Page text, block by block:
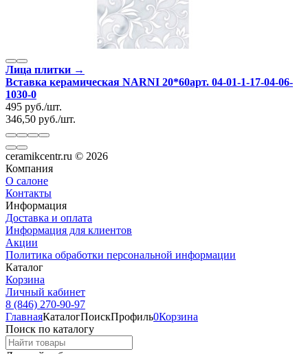
Лица плитки →
Вставка керамическая NARNI 20*60арт. 04-01-1-17-04-06-
1030-0
495 руб./шт.
346,50 руб./шт.
ceramikcentr.ru © 2026
Компания
О салоне
Контакты
Информация
Доставка и оплата
Информация для клиентов
Акции
Политика обработки персональной информации
Каталог
Корзина
Личный кабинет
8 (846) 270-90-97
ГлавнаяКаталогПоискПрофиль0Корзина
Поиск по каталогу